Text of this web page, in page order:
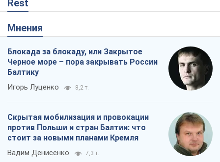
Rest
Мнения
Блокада за блокаду, или Закрытое
Черное море – пора закрывать России
Балтику
Игорь Луценко 8,2 т.
Скрытая мобилизация и провокации
против Польши и стран Балтии: что
стоит за новыми планами Кремля
Вадим Денисенко 7,3 т.